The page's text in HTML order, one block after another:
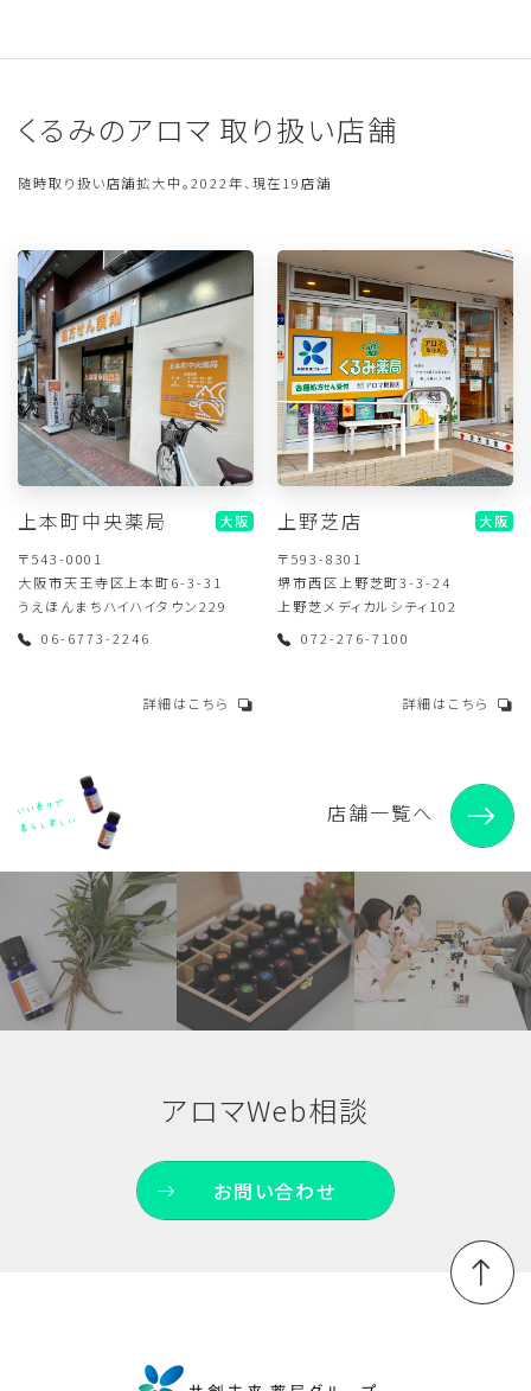
くるみのアロマ 取り扱い店舗
随時取り扱い店舗拡大中。2022年、現在19店舗
上本町中央薬局
大阪
〒543-0001
大阪市天王寺区上本町6-3-31
うえほんまちハイハイタウン229
06-6773-2246
詳細はこちら
上野芝店
大阪
〒593-8301
堺市西区上野芝町3-3-24
上野芝メディカルシティ102
072-276-7100
詳細はこちら
店舗一覧へ
アロマWeb相談
お問い合わせ